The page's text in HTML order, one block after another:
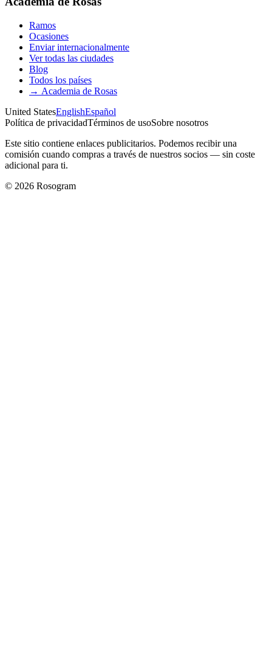
Ramos
Ocasiones
Enviar internacionalmente
Ver todas las ciudades
Blog
Todos los países
→ Academia de Rosas
United StatesEnglishEspañol
Política de privacidadTérminos de usoSobre nosotros
Este sitio contiene enlaces publicitarios. Podemos recibir una
comisión cuando compras a través de nuestros socios — sin coste
adicional para ti.
© 2026 Rosogram